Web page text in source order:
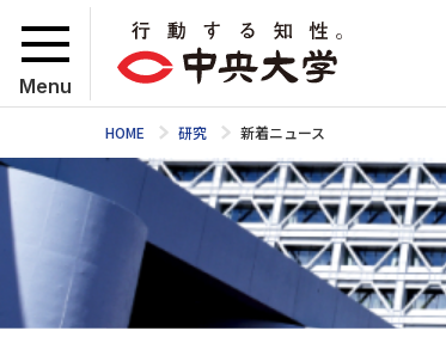
Menu
HOME 研究 新着ニュース